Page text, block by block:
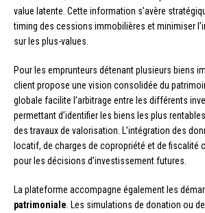
value latente. Cette information s’avère
timing des cessions immobilières et minimiser
sur les plus-values.
Pour les emprunteurs détenant plusieurs biens
client propose une vision consolidée du
globale facilite l’arbitrage entre les différents
permettant d’identifier les biens les plus
des travaux de valorisation. L’intégration des
locatif, de charges de copropriété et de fiscalité
pour les décisions d’investissement futures.
La plateforme accompagne également les
patrimoniale . Les simulations de donation ou